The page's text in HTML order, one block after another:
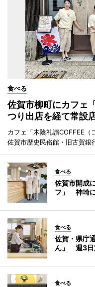
食べる
佐賀市柳町にカフェ
つり出店を経て常設
カフェ「木陰礼讃COFFEE（
佐賀市歴史民俗館・旧古賀銀
食べる
佐賀市開成
フ」 神埼
食べる
佐賀・県庁
ん」 週3日
食べる